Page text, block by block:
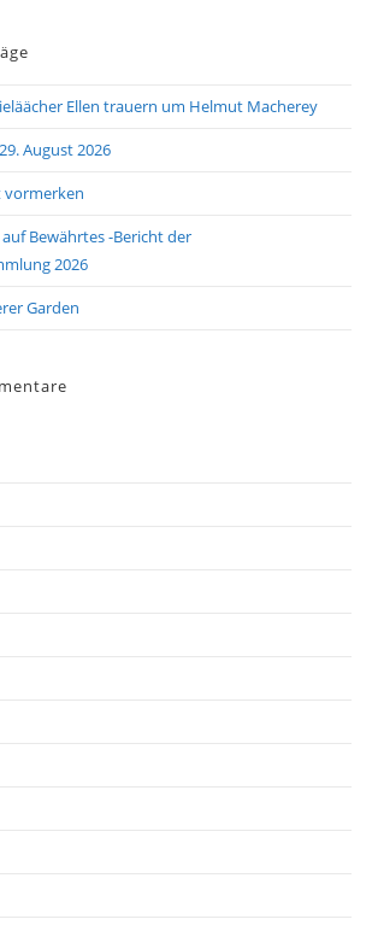
Ellen trauern um Helmut Macherey
August 2026
vormerken
Bewährtes -Bericht der
2026
Garden